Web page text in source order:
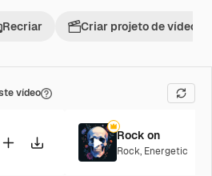
Recriar Criar projeto de vídeo
vídeo
Rock on
Rock, Energetic